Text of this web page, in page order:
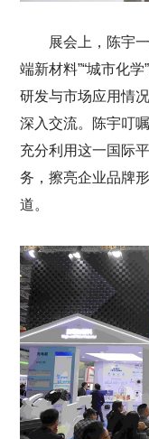
展会上，陈宇
端新材料”“城市化
研发与市场应用情
深入交流。陈宇叮
充分利用这一国际
务，擦亮企业品牌
道。